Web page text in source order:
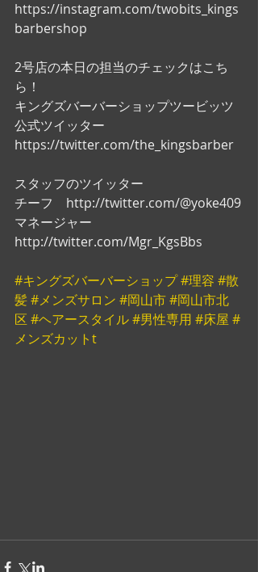
https://instagram.com/twobits_kings
barbershop
2号店の本日の担当のチェックはこち
ら！
キングズバーバーショップツービッツ
公式ツイッター
https://twitter.com/the_kingsbarber
スタッフのツイッター
チーフ　http://twitter.com/@yoke409
マネージャー
http://twitter.com/Mgr_KgsBbs
#キングズバーバーショップ#理容 #散
髪#メンズサロン #岡山市#岡山市北
区 #ヘアースタイル#男性専用 #床屋 #
メンズカットt